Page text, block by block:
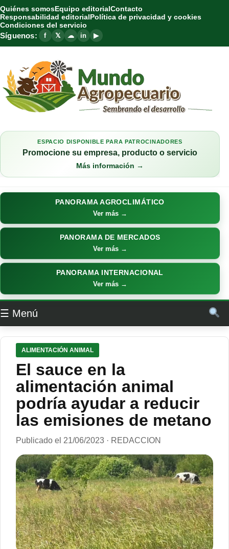
Quiénes somosEquipo editorialContacto
Responsabilidad editorialPolítica de privacidad y cookies
Condiciones del servicio
Síguenos: f 𝕏 ☁ in ▶
ESPACIO DISPONIBLE PARA PATROCINADORES
Promocione su empresa, producto o servicio
Más información →
PANORAMA AGROCLIMÁTICO
Ver más →
PANORAMA DE MERCADOS
Ver más →
PANORAMA INTERNACIONAL
Ver más →
☰ Menú
ALIMENTACIÓN ANIMAL
El sauce en la
alimentación animal
podría ayudar a reducir
las emisiones de metano
Publicado el 21/06/2023 · REDACCION